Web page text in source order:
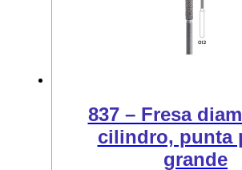
837 – Fresa
cilindro, punta
grande